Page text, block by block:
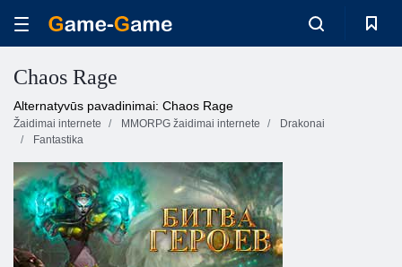
Chaos Rage
Alternatyvūs pavadinimai: Chaos Rage
Žaidimai internete MMORPG žaidimai internete
Drakonai
Fantastika